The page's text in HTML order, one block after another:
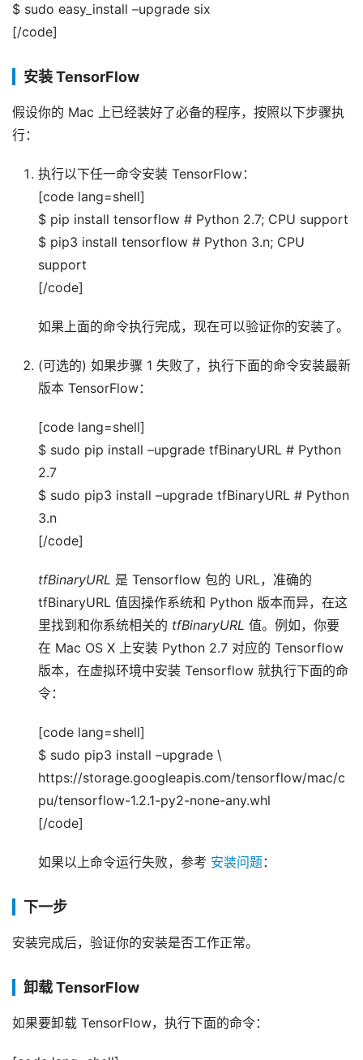
$ sudo easy_install –upgrade six
[/code]
安装 TensorFlow
假设你的 Mac 上已经装好了必备的程序，按照以下步骤执
行：
执行以下任一命令安装 TensorFlow：
[code lang=shell]
$ pip install tensorflow # Python 2.7; CPU support
$ pip3 install tensorflow # Python 3.n; CPU
support
[/code]
如果上面的命令执行完成，现在可以验证你的安装了。
(可选的) 如果步骤 1 失败了，执行下面的命令安装最新
版本 TensorFlow：
[code lang=shell]
$ sudo pip install –upgrade tfBinaryURL # Python
2.7
$ sudo pip3 install –upgrade tfBinaryURL # Python
3.n
[/code]
tfBinaryURL 是 Tensorflow 包的 URL，准确的
tfBinaryURL 值因操作系统和 Python 版本而异，在这
里找到和你系统相关的 tfBinaryURL 值。例如，你要
在 Mac OS X 上安装 Python 2.7 对应的 Tensorflow
版本，在虚拟环境中安装 Tensorflow 就执行下面的命
令：
[code lang=shell]
$ sudo pip3 install –upgrade \
https://storage.googleapis.com/tensorflow/mac/c
pu/tensorflow-1.2.1-py2-none-any.whl
[/code]
如果以上命令运行失败，参考 安装问题：
下一步
安装完成后，验证你的安装是否工作正常。
卸载 TensorFlow
如果要卸载 TensorFlow，执行下面的命令：